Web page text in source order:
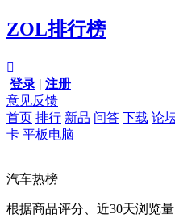
ZOL排行榜

登录 | 注册
意见反馈
首页 排行 新品 问答 下载 论
卡 平板电脑
汽车热榜
根据商品评分、近30天浏览